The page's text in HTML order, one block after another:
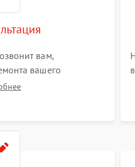
вам,
вашего
а также ответит